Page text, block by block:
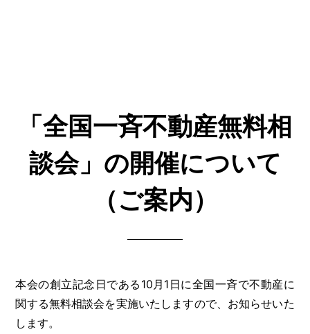
「全国一斉不動産無料相
談会」の開催について
（ご案内）
本会の創立記念日である10月1日に全国一斉で不動産に
関する無料相談会を実施いたしますので、お知らせいた
します。